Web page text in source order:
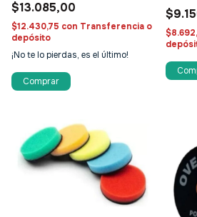
$13.085,00
$12.430,75 con Transferencia o
depósito
¡No te lo pierdas, es el último!